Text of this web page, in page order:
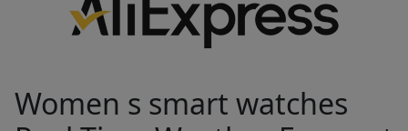
Women s smart watches